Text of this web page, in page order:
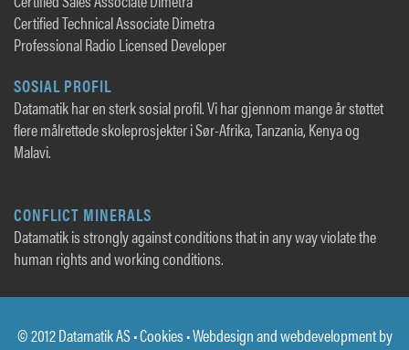
Certified Technical Associate Dimetra
Professional Radio Licensed Developer
SOSIAL PROFIL
Datamatik har en sterk sosial profil. Vi har gjennom mange år støttet
flere målrettede skoleprosjekter i Sør-Afrika, Tanzania, Kenya og
Malavi.
CONFLICT MINERALS
Datamatik is strongly against conditions that in any way violate the
human rights and working conditions.
© 2012 Datamatik AS •Cookies • Webdesign and webdevelopment by